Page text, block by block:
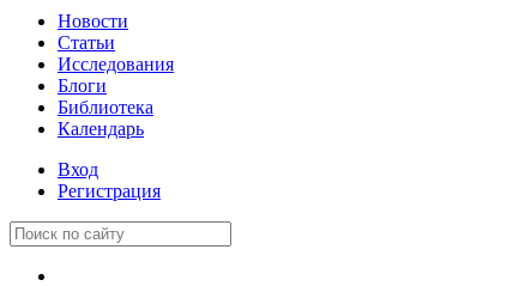
Новости
Статьи
Исследования
Блоги
Библиотека
Календарь
Вход
Регистрация